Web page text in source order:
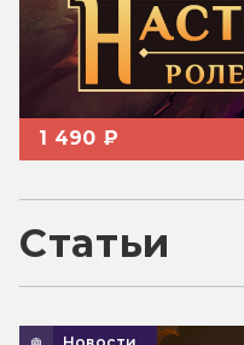
1 490 ₽
Статьи